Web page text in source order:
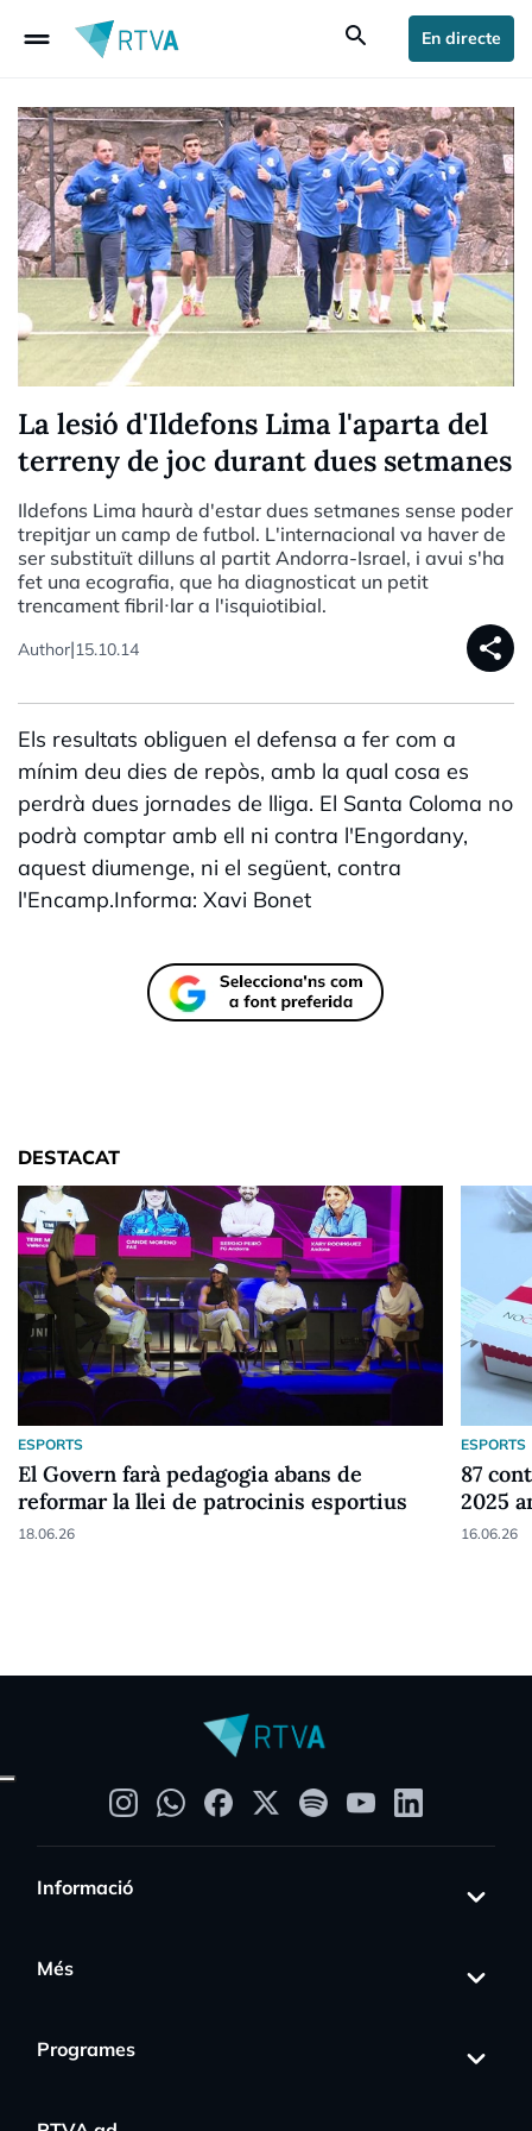
drag_handle search En directe
La lesió d'Ildefons Lima l'aparta del
terreny de joc durant dues setmanes
Ildefons Lima haurà d'estar dues setmanes sense poder
trepitjar un camp de futbol. L'internacional va haver de
ser substituït dilluns al partit Andorra-Israel, i avui s'ha
fet una ecografia, que ha diagnosticat un petit
trencament fibril·lar a l'isquiotibial.
Author|15.10.14 share
Els resultats obliguen el defensa a fer com a
mínim deu dies de repòs, amb la qual cosa es
perdrà dues jornades de lliga. El Santa Coloma no
podrà comptar amb ell ni contra l'Engordany,
aquest diumenge, ni el següent, contra
l'Encamp.Informa: Xavi Bonet
DESTACAT
ESPORTS
El Govern farà pedagogia abans de
reformar la llei de patrocinis esportius
18.06.26
ESPORTS
87
2025
16.06.26
Informació
Més
Programes